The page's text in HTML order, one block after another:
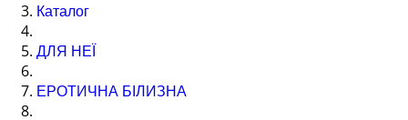
Каталог
ДЛЯ НЕЇ
ЕРОТИЧНА БІЛИЗНА